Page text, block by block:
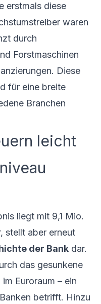
erstmals diese
waren
durch
Forstmaschinen
Diese
für eine breite
Branchen
leicht
liegt mit 9,1 Mio.
stellt aber erneut
der Bank dar.
das gesunkene
Euroraum – ein
betrifft. Hinzu